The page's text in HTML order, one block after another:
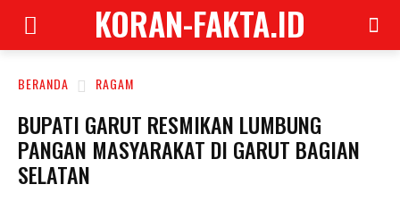
KORAN-FAKTA.ID
BERANDA RAGAM
BUPATI GARUT RESMIKAN LUMBUNG
PANGAN MASYARAKAT DI GARUT BAGIAN
SELATAN